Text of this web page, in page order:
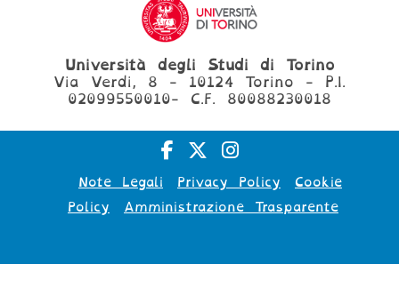
Università degli Studi di Torino
Via Verdi, 8 - 10124 Torino - P.I.
02099550010- C.F. 80088230018
Note Legali Privacy Policy
Cookie
Policy
Amministrazione Trasparente